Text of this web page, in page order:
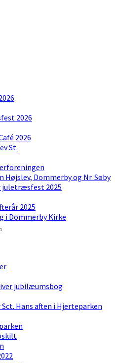
2026
2026
St.
Højslev, Dommerby og Nr. Søby
2025
2025
i Dommerby Kirke
jubilæumsbog
Hans aften i Hjerteparken